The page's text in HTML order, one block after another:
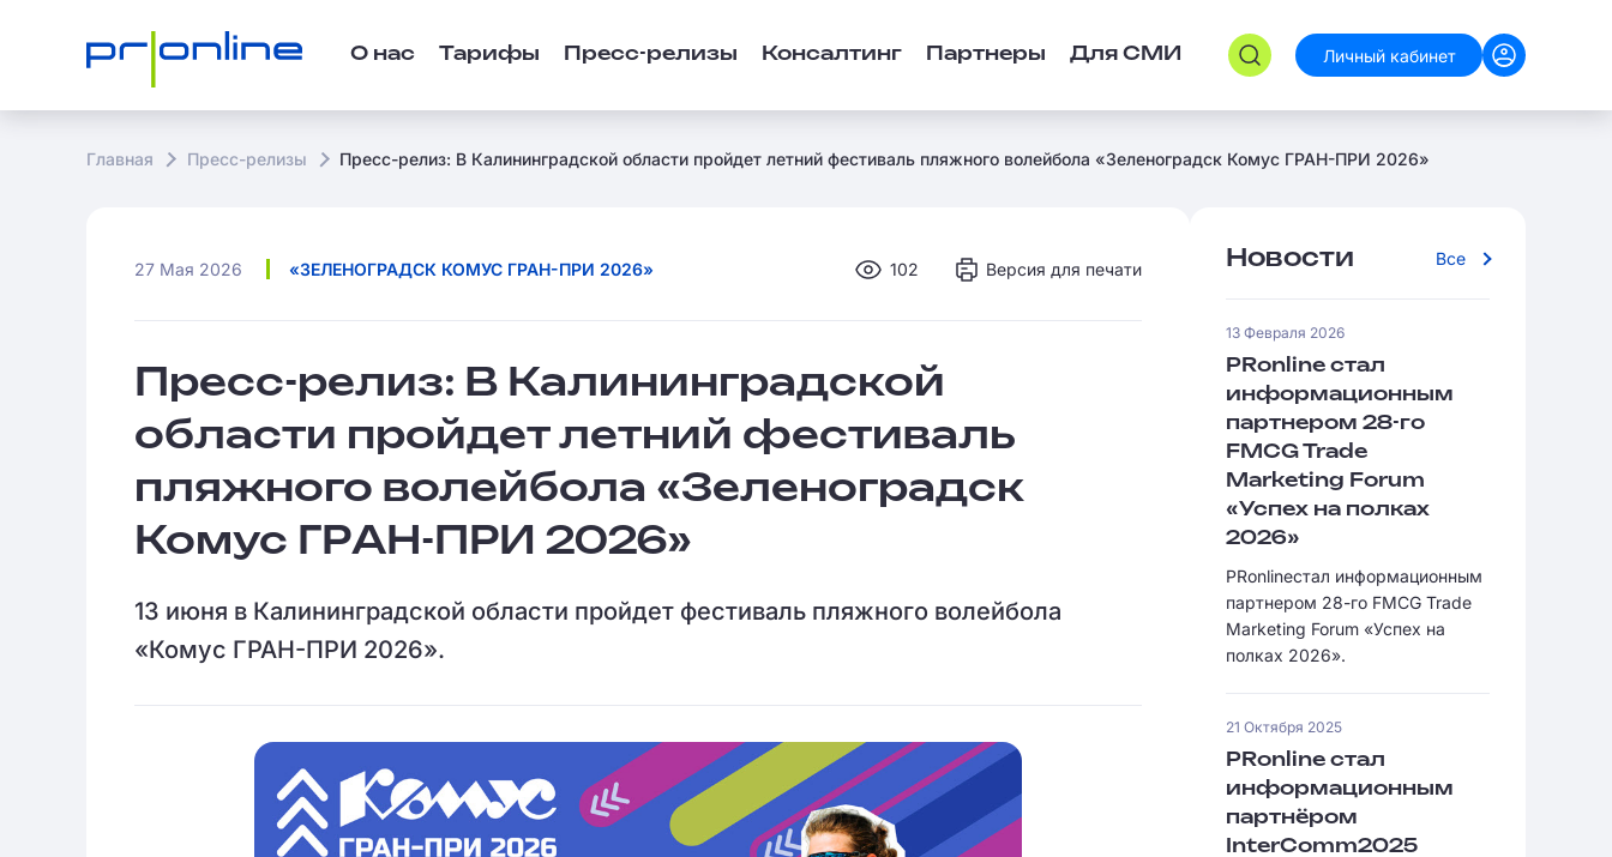
О нас Тарифы Пресс-релизы Консалтинг Партнеры Для СМИ Личный кабинет
Главная Пресс-релизы Пресс-релиз: В Калининградской области пройдет летний фестиваль пляжного волейбола «Зеленоградск Комус ГРАН-ПРИ 2026»
27 Мая 2026 «ЗЕЛЕНОГРАДСК КОМУС ГРАН-ПРИ 2026» 102 Версия для печати
Пресс-релиз: В Калининградской
области пройдет летний фестиваль
пляжного волейбола «Зеленоградск
Комус ГРАН-ПРИ 2026»
13 июня в Калининградской области пройдет фестиваль пляжного волейбола
«Комус ГРАН-ПРИ 2026».
Новости Все
13 Февраля 2026
PRonline стал
информационным
партнером 28-го
FMCG Trade
Marketing Forum
«Успех на полках
2026»
PRonlineстал информационным
партнером 28-го FMCG Trade
Marketing Forum «Успех на
полках 2026».
21 Октября 2025
PRonline стал
информационным
партнёром
InterComm2025